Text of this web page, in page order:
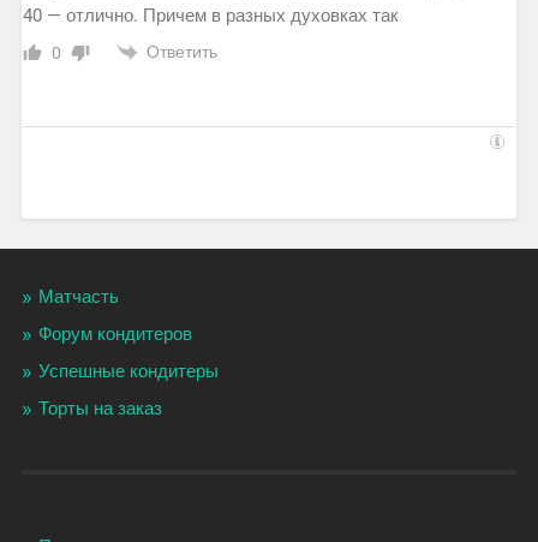
40 — отлично. Причем в разных духовках так
0 Ответить
Матчасть
Форум кондитеров
Успешные кондитеры
Торты на заказ